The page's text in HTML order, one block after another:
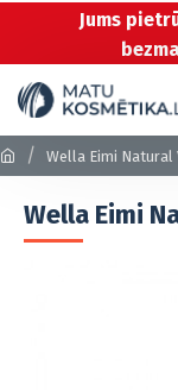
Jums
Wella Eimi Natural
Wella Eimi